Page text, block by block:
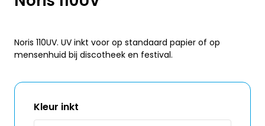
Noris 110UV. UV inkt voor op standaard papier of op
mensenhuid bij discotheek en festival.
Kleur inkt